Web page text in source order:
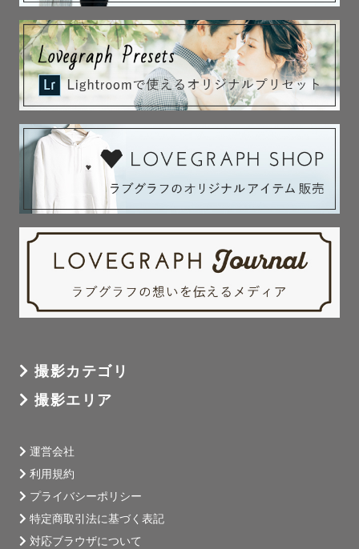
撮影カテゴリ
撮影エリア
運営会社
利用規約
プライバシーポリシー
特定商取引法に基づく表記
対応ブラウザについて